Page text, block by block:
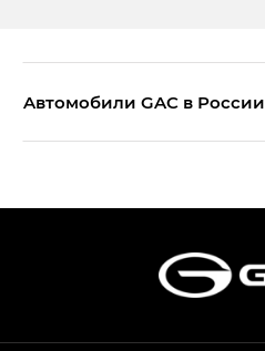
Aвтомобили GAC в России
Эс Икс ПРЕМИУМ — SX
S7 — Эс 7 (S7) в
Эс Икс ПРЕМИУМ — SX
в комплектации Экс